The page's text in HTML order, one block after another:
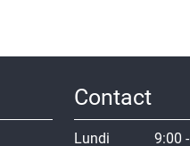
Contact
Lundi 9:00